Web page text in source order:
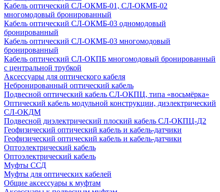
Кабель оптический СЛ-ОКМБ-01, СЛ-ОКМБ-02
многомодовый бронированный
Кабель оптический СЛ-ОКМБ-03 одномодовый
бронированный
Кабель оптический СЛ-ОКМБ-03 многомодовый
бронированный
Кабель оптический СЛ-ОКПБ многомодовый бронированный
с центральной трубкой
Аксессуары для оптического кабеля
Небронированный оптический кабель
Подвесной оптический кабель СЛ-ОКПЦ, типа «восьмёрка»
Оптический кабель модульной конструкции, диэлектрический
СЛ-ОКДМ
Подвесной диэлектрический плоский кабель СЛ-ОКПЦ-Д2
Геофизический оптический кабель и кабель-датчики
Геофизический оптический кабель и кабель-датчики
Оптоэлектрический кабель
Оптоэлектрический кабель
Муфты ССД
Муфты для оптических кабелей
Общие аксессуары к муфтам